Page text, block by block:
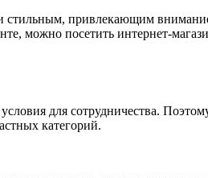
и стильным, привлекающим
можно посетить интернет-
для сотрудничества.
категорий.